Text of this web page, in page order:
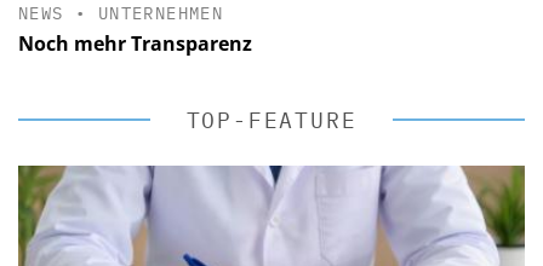
NEWS • UNTERNEHMEN
Noch mehr Transparenz
TOP-FEATURE